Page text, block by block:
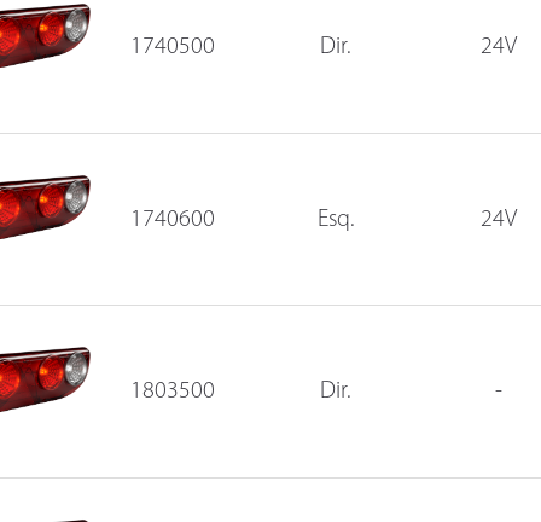
1740500 Dir. 24V
1740600 Esq. 24V
1803500 Dir. -